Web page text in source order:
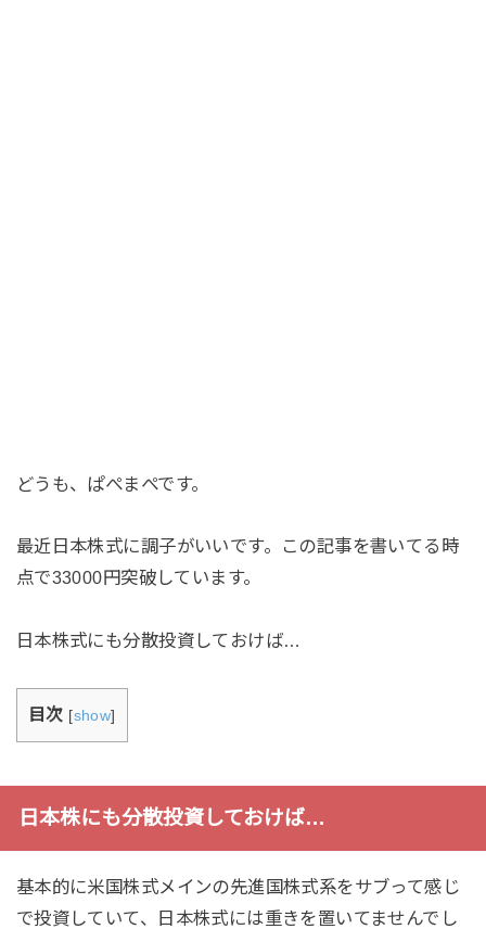
どうも、ぱぺまぺです。
最近日本株式に調子がいいです。この記事を書いてる時
点で33000円突破しています。
日本株式にも分散投資しておけば…
目次 [show]
日本株にも分散投資しておけば…
基本的に米国株式メインの先進国株式系をサブって感じ
で投資していて、日本株式には重きを置いてませんでし